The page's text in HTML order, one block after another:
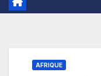
AFRIQUE